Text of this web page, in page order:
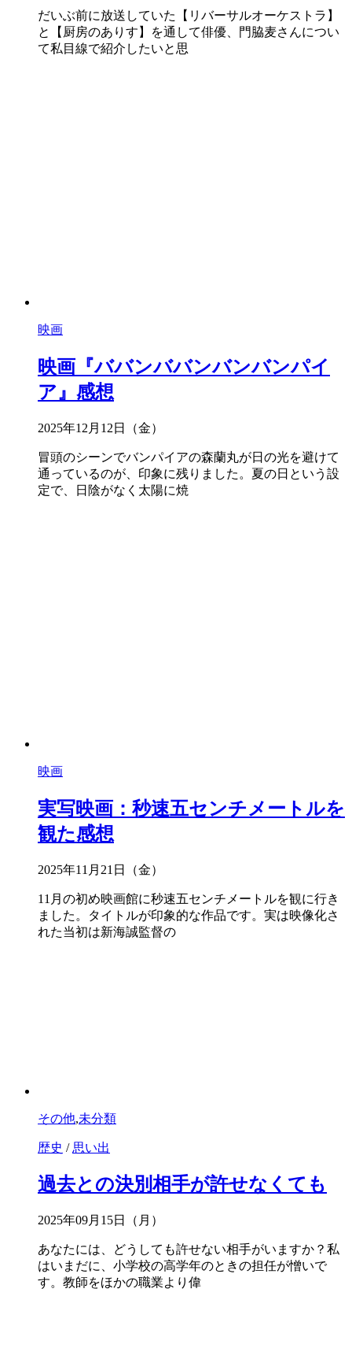
だいぶ前に放送していた【リバーサルオーケストラ】
と【厨房のありす】を通して俳優、門脇麦さんについ
て私目線で紹介したいと思
映画
映画『ババンババンバンバンパイ
ア』感想
2025年12月12日（金）
冒頭のシーンでバンパイアの森蘭丸が日の光を避けて
通っているのが、印象に残りました。夏の日という設
定で、日陰がなく太陽に焼
映画
実写映画：秒速五センチメートルを
観た感想
2025年11月21日（金）
11月の初め映画館に秒速五センチメートルを観に行き
ました。タイトルが印象的な作品です。実は映像化さ
れた当初は新海誠監督の
その他,未分類
歴史 / 思い出
過去との決別相手が許せなくても
2025年09月15日（月）
あなたには、どうしても許せない相手がいますか？私
はいまだに、小学校の高学年のときの担任が憎いで
す。教師をほかの職業より偉